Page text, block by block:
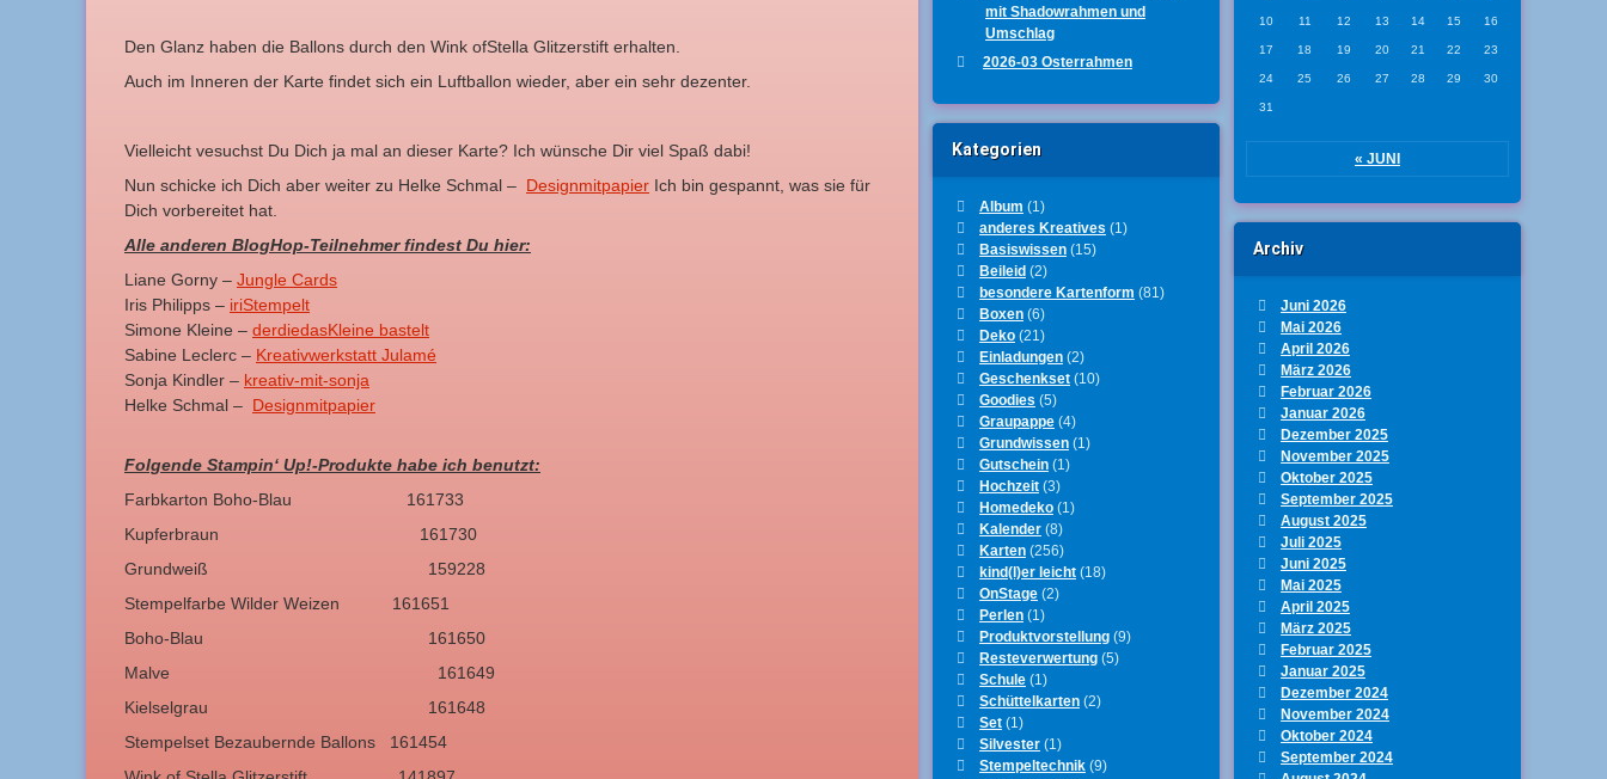
Den Glanz haben die Ballons durch den Wink ofStella Glitzerstift erhalten.
Auch im Inneren der Karte findet sich ein Luftballon wieder, aber ein sehr dezenter.
Vielleicht vesuchst Du Dich ja mal an dieser Karte? Ich wünsche Dir viel Spaß dabi!
Nun schicke ich Dich aber weiter zu Helke Schmal – Designmitpapier Ich bin gespannt, was sie für
Dich vorbereitet hat.
Alle anderen BlogHop-Teilnehmer findest Du hier:
Liane Gorny – Jungle Cards
Iris Philipps – iriStempelt
Simone Kleine – derdiedasKleine bastelt
Sabine Leclerc – Kreativwerkstatt Julamé
Sonja Kindler – kreativ-mit-sonja
Helke Schmal – Designmitpapier
Folgende Stampin‘ Up!-Produkte habe ich benutzt:
Farbkarton Boho-Blau 161733
Kupferbraun 161730
Grundweiß 159228
Stempelfarbe Wilder Weizen 161651
Boho-Blau 161650
Malve 161649
Kielselgrau 161648
Stempelset Bezaubernde Ballons 161454
mit Shadowrahmen und
Umschlag
2026-03 Osterrahmen
Kategorien
Album (1)
anderes Kreatives (1)
Basiswissen(15)
Beileid(2)
besondere Kartenform (81)
Boxen(6)
Deko(21)
Einladungen(2)
Geschenkset(10)
Goodies (5)
Graupappe(4)
Grundwissen(1)
Gutschein(1)
Hochzeit(3)
Homedeko(1)
Kalender(8)
Karten(256)
kind(l)er leicht(18)
OnStage(2)
Perlen(1)
Produktvorstellung(9)
Resteverwertung(5)
Schule(1)
Schüttelkarten(2)
Set(1)
Silvester(1)
Stempeltechnik(9)
10 11 12 13 14 15 16
17 18 19 20 21 22 23
24 25 26 27 28 29 30
31
« JUNI
Archiv
Juni 2026
Mai 2026
April 2026
März 2026
Februar 2026
Januar 2026
Dezember 2025
November 2025
Oktober 2025
September 2025
August 2025
Juli 2025
Juni 2025
Mai 2025
April 2025
März 2025
Februar 2025
Januar 2025
Dezember 2024
November 2024
Oktober 2024
September 2024